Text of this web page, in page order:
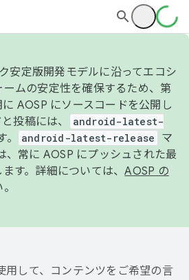
安定版開発モデルに沿ってエコシ
ムの安定性を確保するため、第
AOSP にソースコードを公開し
投稿には、
android-latest-
android-latest-release
マ
、常に AOSP にプッシュされた最
す。詳細については、AOSP の
して、コンテンツをご希望の言